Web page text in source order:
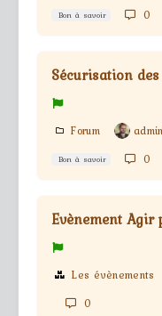
Bon à savoir 0
Sécurisation
Forum
Bon à savoir 0
Evènement
Les évènements
0